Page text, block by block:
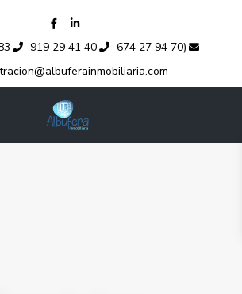
919 29 41 40
674 27 94 70)